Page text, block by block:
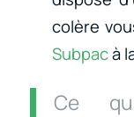
colère
Subpacà
Ce